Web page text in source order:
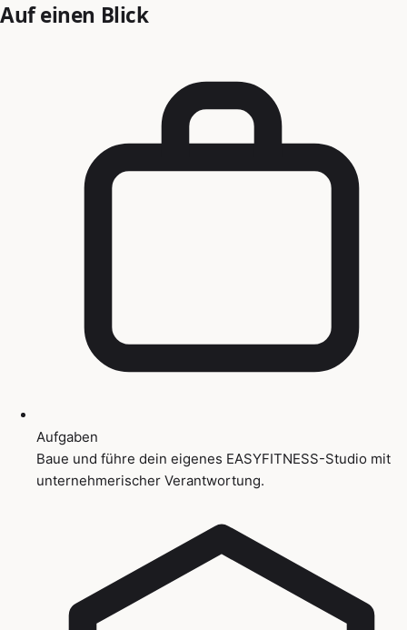
Auf einen Blick
Aufgaben
Baue und führe dein eigenes EASYFITNESS-Studio mit
unternehmerischer Verantwortung.